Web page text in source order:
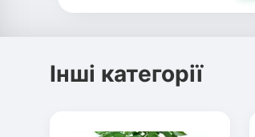
Інші категорії